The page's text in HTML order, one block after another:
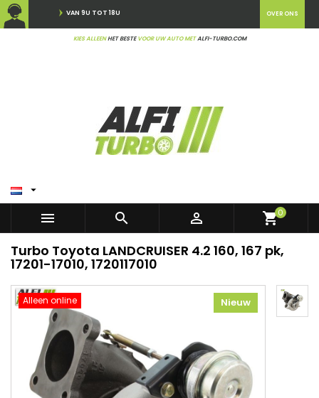
VAN 9U TOT 18U
KIES ALLEENHET BESTEVOOR UW AUTO METALFI-TURBO.COM
OVER ONS

   shopping_cart0
Turbo Toyota LANDCRUISER 4.2 160, 167 pk,
17201-17010, 1720117010
Alleen online Nieuw